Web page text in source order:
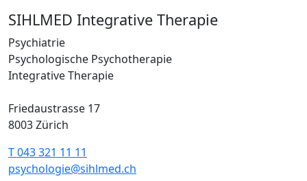
SIHLMED Integrative Therapie
Psychiatrie
Psychologische Psychotherapie
Integrative Therapie
Friedaustrasse 17
8003 Zürich
T 043 321 11 11
psychologie@sihlmed.ch